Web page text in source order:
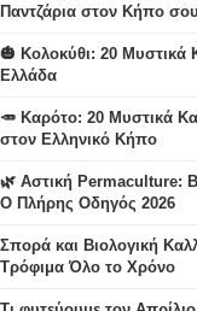
Παντζάρια στον Κήπο σου
🎃 Κολοκύθι: 20 Μυστικά
Ελλάδα
🥕 Καρότο: 20 Μυστικά
στον Ελληνικό Κήπο
🌿 Αστική Permaculture:
Ο Πλήρης Οδηγός 2026
Σπορά και Βιολογική
Τρόφιμα Όλο το Χρόνο